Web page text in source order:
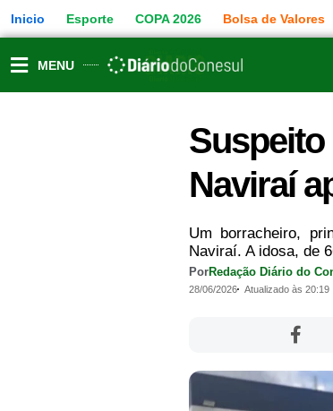
para
o
conteúdo
Inicio Esporte COPA 2026 Bolsa de Valores
MENU
Naviraí
Um borracheiro,
Naviraí. A idosa, de
PorRedação Diário do
28/06/2026 Atualizado às 20:19